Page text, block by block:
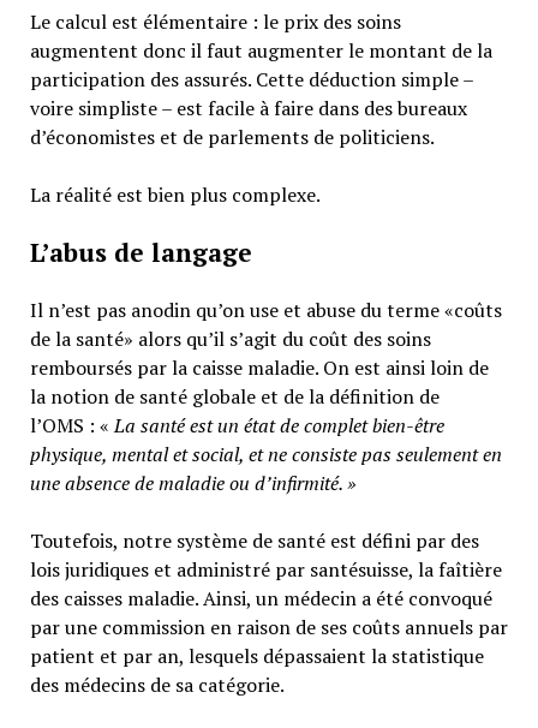
Le calcul est élémentaire : le prix des soins
augmentent donc il faut augmenter le montant de la
participation des assurés. Cette déduction simple –
voire simpliste – est facile à faire dans des bureaux
d’économistes et de parlements de politiciens.
La réalité est bien plus complexe.
L’abus de langage
Il n’est pas anodin qu’on use et abuse du terme «coûts
de la santé» alors qu’il s’agit du coût des soins
remboursés par la caisse maladie. On est ainsi loin de
la notion de santé globale et de la définition de
l’OMS : «La santé est un état de complet bien-être
physique, mental et social, et ne consiste pas seulement en
une absence de maladie ou d’infirmité.»
Toutefois, notre système de santé est défini par des
lois juridiques et administré par santésuisse, la faîtière
des caisses maladie. Ainsi, un médecin a été convoqué
par une commission en raison de ses coûts annuels par
patient et par an, lesquels dépassaient la statistique
des médecins de sa catégorie.